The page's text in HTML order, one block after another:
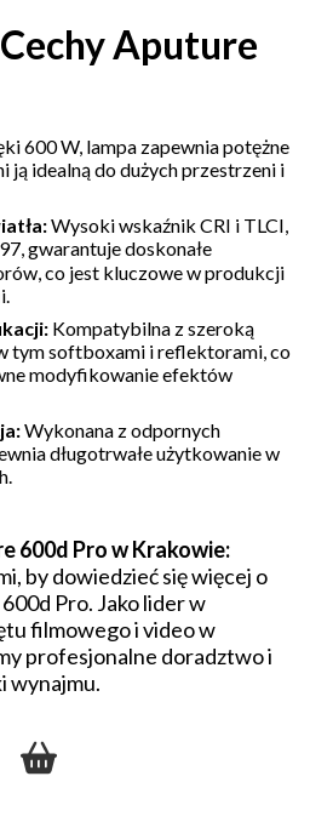
Aputure
600 W, lampa zapewnia potężne
ją idealną do dużych przestrzeni i
Wysoki wskaźnik CRI i TLCI,
gwarantuje doskonałe
co jest kluczowe w produkcji
Kompatybilna z szeroką
tym softboxami i reflektorami, co
modyfikowanie efektów
Wykonana z odpornych
długotrwałe użytkowanie w
600d Pro w Krakowie:
by dowiedzieć się więcej o
Pro. Jako lider w
filmowego i video w
profesjonalne doradztwo i
wynajmu.